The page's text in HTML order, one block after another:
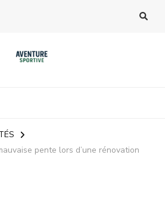
pente lors d’une rénovation